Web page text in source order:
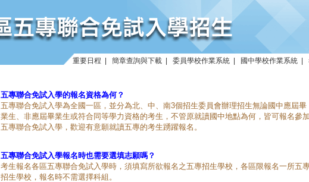
重要日程 簡章查詢與下載 委員學校作業系統 國中學校作業系統
五專聯合免試入學的報名資格為何？
五專聯合免試入學為全國一區，並分為北、中、南3個招生委員會辦理招生無論國中應屆畢
業生、非應屆畢業生或符合同等學力資格的考生，不管原就讀國中地點為何，皆可報名參加
五專聯合免試入學，歡迎有意願就讀五專的考生踴躍報名。
五專聯合免試入學報名時也需要選填志願嗎？
考生報名各區五專聯合免試入學時，須填寫所欲報名之五專招生學校，各區限報名一所五
招生學校，報名時不需選擇科組。